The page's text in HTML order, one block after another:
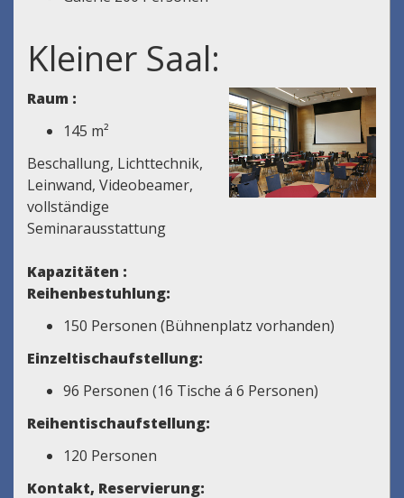
Kleiner Saal:
Raum :
145 m²
Beschallung, Lichttechnik,
Leinwand, Videobeamer,
vollständige
Seminarausstattung
Kapazitäten :
Reihenbestuhlung:
150 Personen (Bühnenplatz vorhanden)
Einzeltischaufstellung:
96 Personen (16 Tische á 6 Personen)
Reihentischaufstellung:
120 Personen
Kontakt, Reservierung: